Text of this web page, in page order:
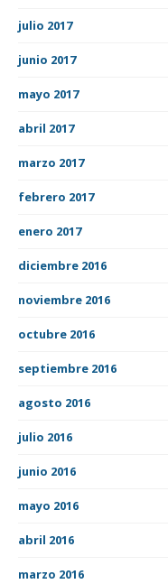
julio 2017
junio 2017
mayo 2017
abril 2017
marzo 2017
febrero 2017
enero 2017
diciembre 2016
noviembre 2016
octubre 2016
septiembre 2016
agosto 2016
julio 2016
junio 2016
mayo 2016
abril 2016
marzo 2016